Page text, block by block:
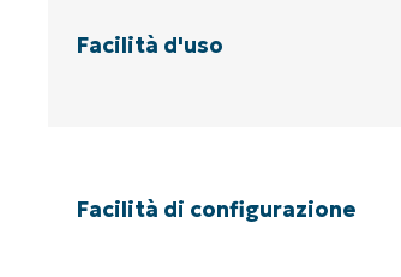
Facilità d'uso
Facilità di configurazione